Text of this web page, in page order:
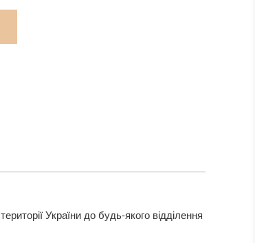
України до будь-якого відділення